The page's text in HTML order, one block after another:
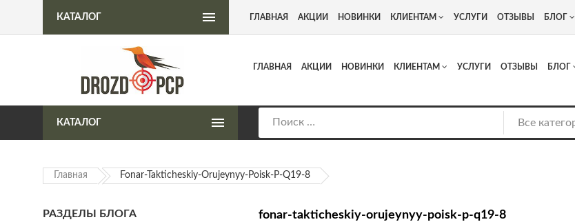
Интернет-магазин пневматического оружия Адрес: г. Москва, Люберцы, Котельнический проезд 13
ГЛАВНАЯ АКЦИИ НОВИНКИ КЛИЕНТАМ УСЛУГИ ОТЗЫВЫ БЛОГ
КАТАЛОГ
КАТАЛОГ ГЛАВНАЯ АКЦИИ НОВИНКИ КЛИЕНТАМ УСЛУГИ ОТЗЫВЫ БЛОГ
Главная Fonar-Takticheskiy-Orujeynyy-Poisk-P-Q19-8
fonar-takticheskiy-orujeynyy-poisk-p-q19-8
РАЗДЕЛЫ БЛОГА